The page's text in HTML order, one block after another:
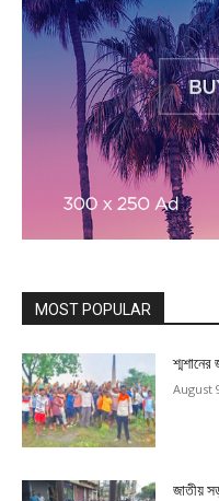
MOST POPULAR
শ্মশানের
August
জাতীয়